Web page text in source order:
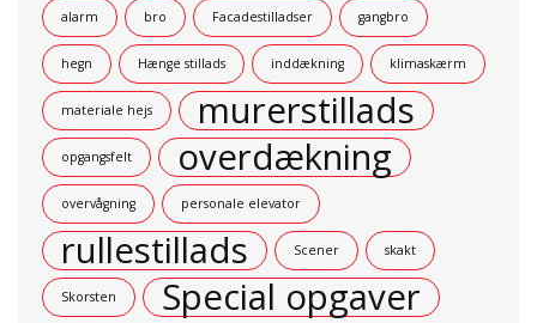
alarm bro Facadestilladser gangbro
hegn Hænge stillads inddækning klimaskærm
materiale hejs murerstillads
opgangsfelt overdækning
overvågning personale elevator
rullestillads Scener skakt
Skorsten Special opgaver